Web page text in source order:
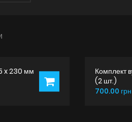
x 230 мм
Комплект
(2 шт.)
700.00 грн